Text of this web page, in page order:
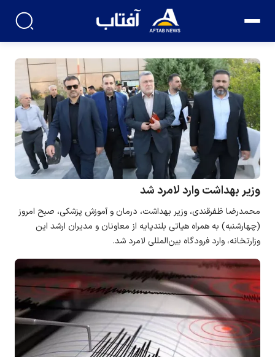
وزیر بهداشت وارد لامرد شد
محمدرضا ظفرقندی، وزیر بهداشت، درمان و آموزش پزشکی، صبح امروز
(چهارشنبه) به همراه هیاتی بلندپایه از معاونان و مدیران ارشد این
وزارتخانه، وارد فرودگاه بین‌المللی لامرد شد.